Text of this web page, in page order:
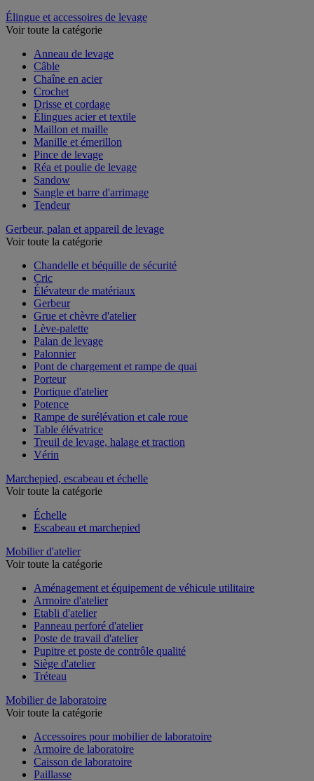
Élingue et accessoires de levage
Voir toute la catégorie
Anneau de levage
Câble
Chaîne en acier
Crochet
Drisse et cordage
Élingues acier et textile
Maillon et maille
Manille et émerillon
Pince de levage
Réa et poulie de levage
Sandow
Sangle et barre d'arrimage
Tendeur
Gerbeur, palan et appareil de levage
Voir toute la catégorie
Chandelle et béquille de sécurité
Cric
Élévateur de matériaux
Gerbeur
Grue et chèvre d'atelier
Lève-palette
Palan de levage
Palonnier
Pont de chargement et rampe de quai
Porteur
Portique d'atelier
Potence
Rampe de surélévation et cale roue
Table élévatrice
Treuil de levage, halage et traction
Vérin
Marchepied, escabeau et échelle
Voir toute la catégorie
Échelle
Escabeau et marchepied
Mobilier d'atelier
Voir toute la catégorie
Aménagement et équipement de véhicule utilitaire
Armoire d'atelier
Etabli d'atelier
Panneau perforé d'atelier
Poste de travail d'atelier
Pupitre et poste de contrôle qualité
Siège d'atelier
Tréteau
Mobilier de laboratoire
Voir toute la catégorie
Accessoires pour mobilier de laboratoire
Armoire de laboratoire
Caisson de laboratoire
Paillasse